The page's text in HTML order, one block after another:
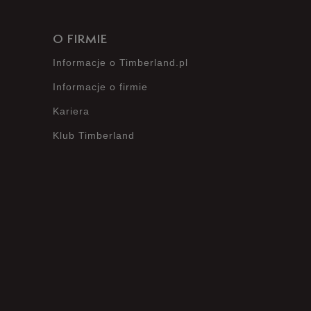
O FIRMIE
Informacje o Timberland.pl
Informacje o firmie
Kariera
Klub Timberland